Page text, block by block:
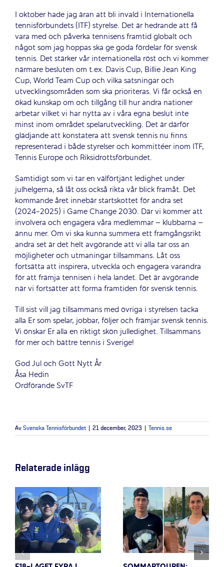
I oktober hade jag äran att bli invald i Internationella
tennisförbundets (ITF) styrelse. Det är hedrande att få
vara med och påverka tennisens framtid globalt och
något som jag hoppas ska ge goda fördelar för svensk
tennis. Det stärker vår internationella röst och vi kommer
närmare besluten om t.ex. Davis Cup, Billie Jean King
Cup, World Team Cup och vilka satsningar och
utvecklingsområden som ska prioriteras. Vi får också en
ökad kunskap om och tillgång till hur andra nationer
arbetar vilket vi har nytta av i våra egna beslut inte
minst inom området spelarutveckling. Det är därför
glädjande att konstatera att svensk tennis nu finns
representerad i både styrelser och kommittéer inom ITF,
Tennis Europe och Riksidrottsförbundet.
Samtidigt som vi tar en välförtjänt ledighet under
julhelgerna, så låt oss också rikta vår blick framåt. Det
kommande året innebär startskottet för andra set
(2024-2025) i Game Change 2030. Där vi kommer att
involvera och engagera våra medlemmar – klubbarna –
ännu mer. Om vi ska kunna summera ett framgångsrikt
andra set är det helt avgörande att vi alla tar oss an
möjligheter och utmaningar tillsammans. Låt oss
fortsätta att inspirera, utveckla och engagera varandra
för att främja tennisen i hela landet. Det är avgörande
när vi fortsätter att forma framtiden för svensk tennis.
Till sist vill jag tillsammans med övriga i styrelsen tacka
alla Er som spelar, jobbar, följer och främjar svensk tennis.
Vi önskar Er alla en riktigt skön julledighet. Tillsammans
för mer och bättre tennis i Sverige!
God Jul och Gott Nytt År
Åsa Hedin
Ordförande SvTF
Av Svenska Tennisförbundet 21 december, 2023 Tennis.se
Relaterade inlägg